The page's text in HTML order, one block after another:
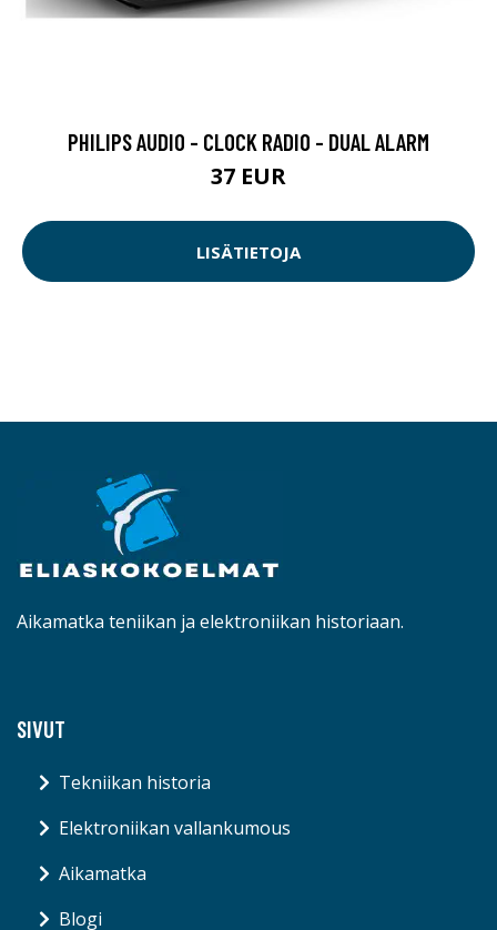
PHILIPS AUDIO - CLOCK RADIO - DUAL ALARM
37 EUR
LISÄTIETOJA
Aikamatka teniikan ja elektroniikan historiaan.
SIVUT
Tekniikan historia
Elektroniikan vallankumous
Aikamatka
Blogi